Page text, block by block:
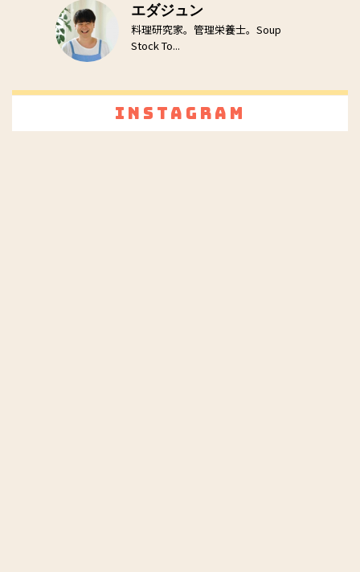
エダジュン
料理研究家。管理栄養士。Soup
Stock To...
Instagram